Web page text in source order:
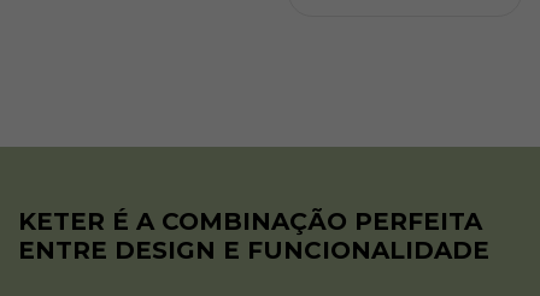
KETER É A COMBINAÇÃO PERFEITA
ENTRE DESIGN E FUNCIONALIDADE